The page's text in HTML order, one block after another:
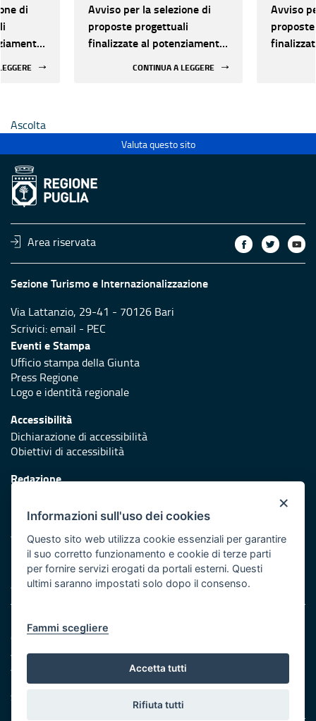
di
Avviso per la selezione di
proposte progettuali
finalizzate al potenziamento
CONTINUA A LEGGERE
Avviso
Ascolta
Valuta questo sito
Area riservata
Sezione Turismo e Internazionalizzazione
Via Lattanzio, 29-41 - 70126 Bari
Scrivici:email - PEC
Eventi e Stampa
Ufficio stampa della Giunta
Press Regione
Logo e identità regionale
Accessibilità
Dichiarazione di accessibilità
Obiettivi di accessibilità
Redazione
Protezione civile
Vai al sito di Protezione Civile Puglia
Iniziativa finanziata con risorse del POR Puglia 2014/2020 -
Asse XI
Note legali
Cookie e privacy
Amministrazione trasparente
Atti di notifica
Feed RSS
Servizi Intranet
×
Informazioni sull'uso dei cookies
Questo sito web utilizza cookie essenziali per garantire
il suo corretto funzionamento e cookie di terze parti
per fornire servizi erogati da portali esterni. Questi
ultimi saranno impostati solo dopo il consenso.
Fammi scegliere
Accetta tutti
Rifiuta tutti